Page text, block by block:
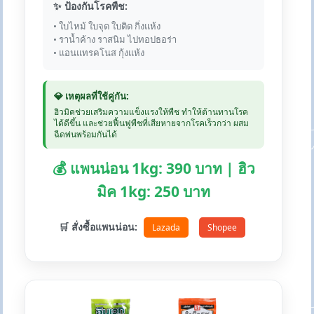
✨ ป้องกันโรคพืช:
• ใบไหม้ ใบจุด ใบติด กิ่งแห้ง
• ราน้ำค้าง ราสนิม ไปทอปธอร่า
• แอนแทรคโนส กุ้งแห้ง
💎 เหตุผลที่ใช้คู่กัน:
ฮิวมิคช่วยเสริมความแข็งแรงให้พืช ทำให้ต้านทานโรค
ได้ดีขึ้น และช่วยฟื้นฟูพืชที่เสียหายจากโรคเร็วกว่า ผสม
ฉีดพ่นพร้อมกันได้
💰 แพนน่อน 1kg: 390 บาท | ฮิว
มิค 1kg: 250 บาท
🛒 สั่งซื้อแพนน่อน: Lazada Shopee